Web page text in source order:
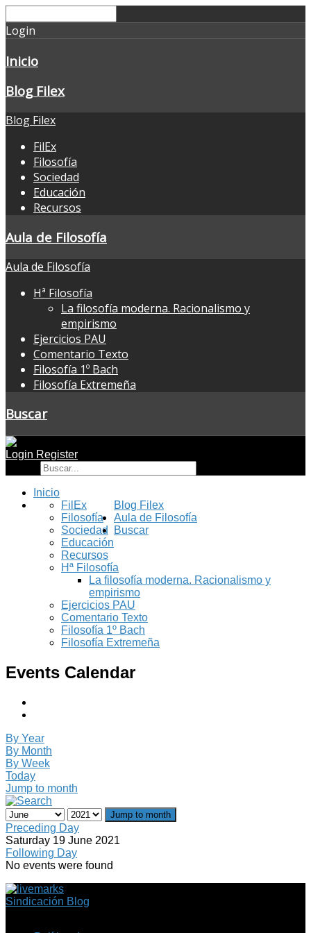
Login
Inicio
Blog Filex
Blog Filex
FilEx
Filosofía
Sociedad
Educación
Recursos
Aula de Filosofía
Aula de Filosofía
Hª Filosofía
La filosofía moderna. Racionalismo y
empirismo
Ejercicios PAU
Comentario Texto
Filosofía 1º Bach
Filosofía Extremeña
Buscar
Login Register
Inicio
Blog Filex
FilEx
Filosofía
Sociedad
Educación
Recursos
Aula de Filosofía
Hª Filosofía
La filosofía moderna. Racionalismo y
empirismo
Ejercicios PAU
Comentario Texto
Filosofía 1º Bach
Filosofía Extremeña
Buscar
Events Calendar
By Year
By Month
By Week
Today
Jump to month
Jump to month
Preceding Day
Saturday 19 June 2021
Following Day
No events were found
Sindicación Blog